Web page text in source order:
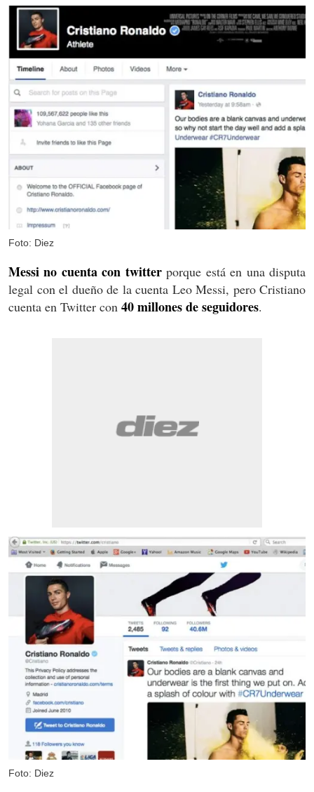
Foto: Diez
Messi no cuenta con twitterporque está en una disputa
legal con el dueño de la cuenta Leo Messi, pero Cristiano
cuenta en Twitter con 40 millones de seguidores.
Foto: Diez